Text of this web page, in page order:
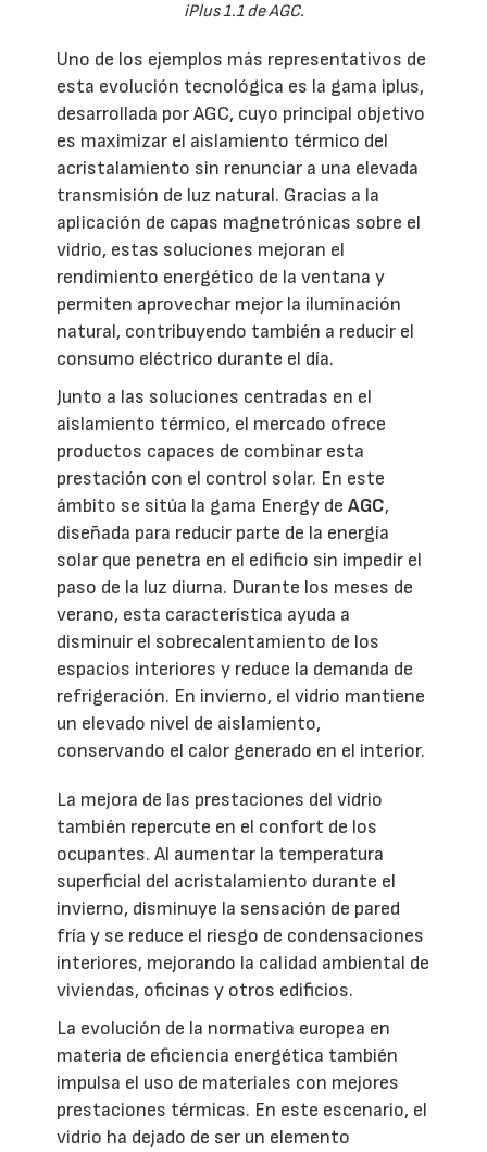
iPlus 1.1 de AGC.
Uno de los ejemplos más representativos de
esta evolución tecnológica es la gama iplus,
desarrollada por AGC, cuyo principal objetivo
es maximizar el aislamiento térmico del
acristalamiento sin renunciar a una elevada
transmisión de luz natural. Gracias a la
aplicación de capas magnetrónicas sobre el
vidrio, estas soluciones mejoran el
rendimiento energético de la ventana y
permiten aprovechar mejor la iluminación
natural, contribuyendo también a reducir el
consumo eléctrico durante el día.
Junto a las soluciones centradas en el
aislamiento térmico, el mercado ofrece
productos capaces de combinar esta
prestación con el control solar. En este
ámbito se sitúa la gama Energy de AGC,
diseñada para reducir parte de la energía
solar que penetra en el edificio sin impedir el
paso de la luz diurna. Durante los meses de
verano, esta característica ayuda a
disminuir el sobrecalentamiento de los
espacios interiores y reduce la demanda de
refrigeración. En invierno, el vidrio mantiene
un elevado nivel de aislamiento,
conservando el calor generado en el interior.
La mejora de las prestaciones del vidrio
también repercute en el confort de los
ocupantes. Al aumentar la temperatura
superficial del acristalamiento durante el
invierno, disminuye la sensación de pared
fría y se reduce el riesgo de condensaciones
interiores, mejorando la calidad ambiental de
viviendas, oficinas y otros edificios.
La evolución de la normativa europea en
materia de eficiencia energética también
impulsa el uso de materiales con mejores
prestaciones térmicas. En este escenario, el
vidrio ha dejado de ser un elemento